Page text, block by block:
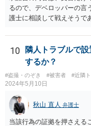
るので、デベロッパーの言
護士に相談して戦えそうで
10
隣人トラブルで
するか？
#盗撮・のぞき #被害者 #近隣
2024年5月10日
秋山 直人 弁護士
当該行為の証拠を押さえる